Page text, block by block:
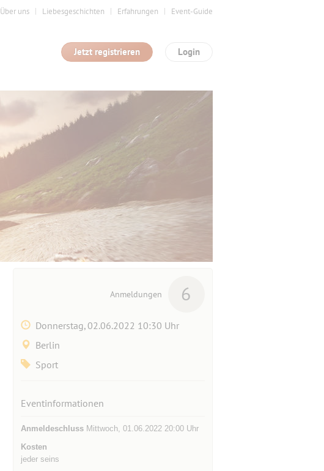
Über uns Liebesgeschichten Erfahrungen Event-Guide
Login
Jetzt registrieren
Anmeldungen 6
Donnerstag, 02.06.2022 10:30 Uhr
Berlin
Sport
Eventinformationen
AnmeldeschlussMittwoch, 01.06.2022 20:00 Uhr
Kosten
jeder seins